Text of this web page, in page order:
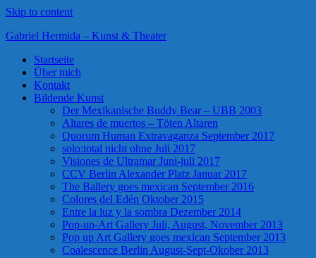
Skip to content
Gabriel Hermida – Kunst & Theater
Startseite
Über mich
Kontakt
Bildende Kunst
Der Mexikanische Buddy Bear – UBB 2003
Altares de muertos – Töten Altaren
Quorum Human Extravaganza September 2017
solo:total nicht ohne Juli 2017
Visiones de Ultramar Juni-juli 2017
CCV Berlin Alexander Platz Januar 2017
The Ballery goes mexican September 2016
Colores del Edén Oktober 2015
Entre la luz y la sombra Dezember 2014
Pop-up-Art Gallery Juli, August, November 2013
Pop up Art Gallery goes mexican September 2013
Coalescence Berlin August-Sept-Okober 2013